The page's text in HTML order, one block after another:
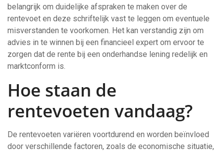
belangrijk om duidelijke afspraken te maken over de
rentevoet en deze schriftelijk vast te leggen om eventuele
misverstanden te voorkomen. Het kan verstandig zijn om
advies in te winnen bij een financieel expert om ervoor te
zorgen dat de rente bij een onderhandse lening redelijk en
marktconform is.
Hoe staan de
rentevoeten vandaag?
De rentevoeten variëren voortdurend en worden beïnvloed
door verschillende factoren, zoals de economische situatie,